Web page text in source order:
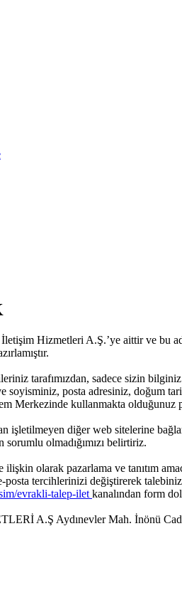
Hizmetleri A.Ş.’ye aittir ve bu
tarafımızdan, sadece sizin
soyisminiz, posta adresiniz, doğum
Merkezinde kullanmakta olduğunuz
işletilmeyen diğer web sitelerine
olmadığımızı belirtiriz.
olarak pazarlama ve tanıtım
posta tercihlerinizi değiştirerek
evrakli-talep-ilet kanalından form
A.Ş Aydınevler Mah. İnönü